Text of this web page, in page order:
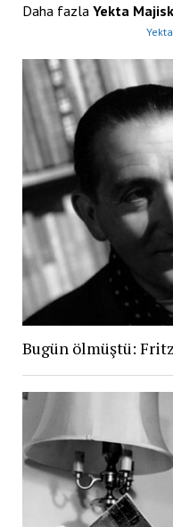
Daha fazla Yekta
Bugün ölmüştü: